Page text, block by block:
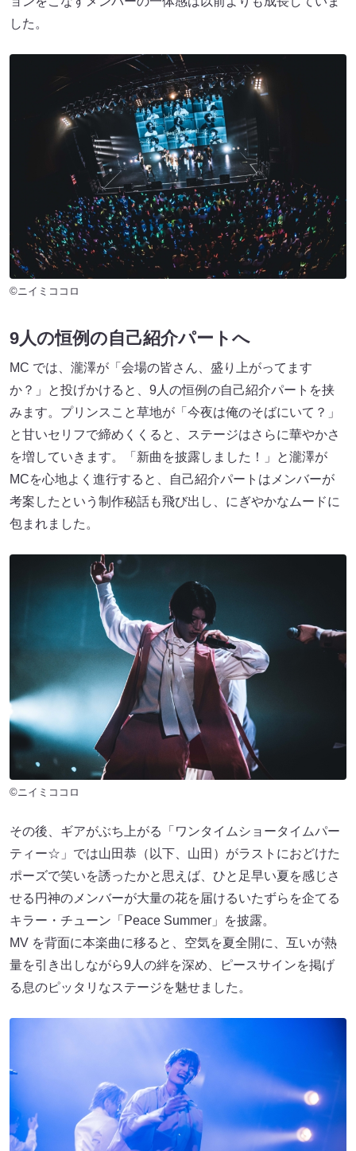
した。
©ニイミココロ
9人の恒例の自己紹介パートへ
MC では、瀧澤が「会場の皆さん、盛り上がってます
か？」と投げかけると、9人の恒例の自己紹介パートを挟
みます。プリンスこと草地が「今夜は俺のそばにいて？」
と甘いセリフで締めくくると、ステージはさらに華やかさ
を増していきます。「新曲を披露しました！」と瀧澤が
MCを心地よく進行すると、自己紹介パートはメンバーが
考案したという制作秘話も飛び出し、にぎやかなムードに
包まれました。
©ニイミココロ
その後、ギアがぶち上がる「ワンタイムショータイムパー
ティー☆」では山田恭（以下、山田）がラストにおどけた
ポーズで笑いを誘ったかと思えば、ひと足早い夏を感じさ
せる円神のメンバーが大量の花を届けるいたずらを企てる
キラー・チューン「Peace Summer」を披露。
MV を背面に本楽曲に移ると、空気を夏全開に、互いが熱
量を引き出しながら9人の絆を深め、ピースサインを掲げ
る息のピッタリなステージを魅せました。